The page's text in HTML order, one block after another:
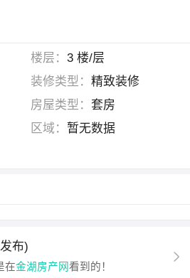
楼层： 3 楼/层
装修类型： 精致装修
房屋类型： 套房
区域： 暂无数据
布)
在金湖房产网看到的！